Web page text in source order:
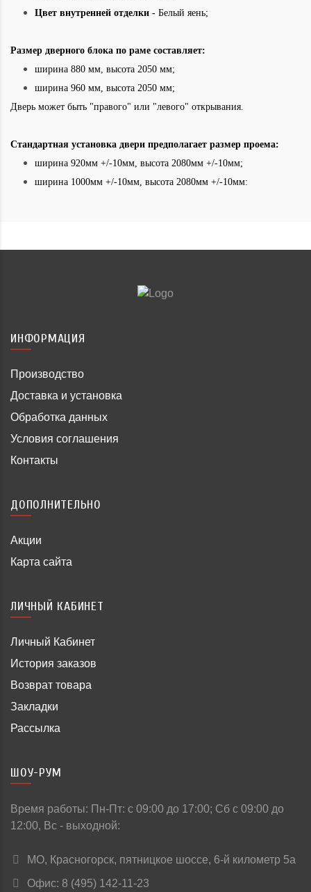
Цвет внутренней отделки - Белый яень;
Размер дверного блока по раме составляет:
ширина 880 мм, высота 2050 мм;
ширина 960 мм, высота 2050 мм;
Дверь может быть "правого" или "левого" открывания.
Стандартная установка двери предполагает размер проема:
ширина 920мм +/-10мм, высота 2080мм +/-10мм;
ширина 1000мм +/-10мм, высота 2080мм +/-10мм:
ИНФОРМАЦИЯ
Производство
Доставка и установка
Обработка данных
Условия соглашения
Контакты
ДОПОЛНИТЕЛЬНО
Акции
Карта сайта
ЛИЧНЫЙ КАБИНЕТ
Личный Кабинет
История заказов
Возврат товара
Закладки
Рассылка
ШОУ-РУМ
Время работы: Пн-Пт: c 09:00 до 17:00; Сб с 09:00 до
12:00, Вс - выходной:
МО, Красногорск, пятницкое шоссе, 6-й километр 5а
Офис: 8 (495) 142-11-23